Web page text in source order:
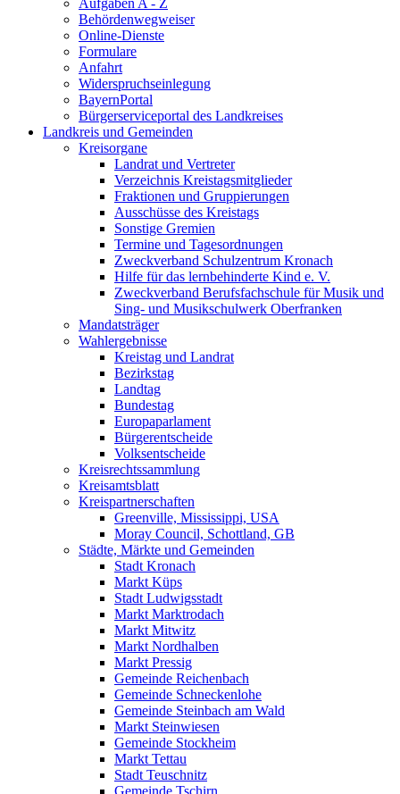
Aufgaben A - Z
Behördenwegweiser
Online-Dienste
Formulare
Anfahrt
Widerspruchseinlegung
BayernPortal
Bürgerserviceportal des Landkreises
Landkreis und Gemeinden
Kreisorgane
Landrat und Vertreter
Verzeichnis Kreistagsmitglieder
Fraktionen und Gruppierungen
Ausschüsse des Kreistags
Sonstige Gremien
Termine und Tagesordnungen
Zweckverband Schulzentrum Kronach
Hilfe für das lernbehinderte Kind e. V.
Zweckverband Berufsfachschule für Musik und
Sing- und Musikschulwerk Oberfranken
Mandatsträger
Wahlergebnisse
Kreistag und Landrat
Bezirkstag
Landtag
Bundestag
Europaparlament
Bürgerentscheide
Volksentscheide
Kreisrechtssammlung
Kreisamtsblatt
Kreispartnerschaften
Greenville, Mississippi, USA
Moray Council, Schottland, GB
Städte, Märkte und Gemeinden
Stadt Kronach
Markt Küps
Stadt Ludwigsstadt
Markt Marktrodach
Markt Mitwitz
Markt Nordhalben
Markt Pressig
Gemeinde Reichenbach
Gemeinde Schneckenlohe
Gemeinde Steinbach am Wald
Markt Steinwiesen
Gemeinde Stockheim
Markt Tettau
Stadt Teuschnitz
Gemeinde Tschirn